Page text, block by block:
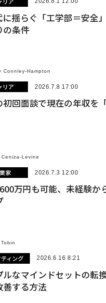
に揺らぐ「工学部＝安全
の条件
Connley-Hampton
リア 2026.7.8 17:00
初回面談で現在の年収を
Levine
家 2026.7.3 12:00
万円も可能、未経験か
ィング 2026.6.16 8:21
ルなマインドセットの転
善する方法